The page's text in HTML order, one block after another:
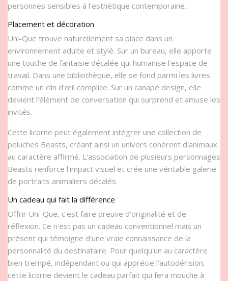
personnes sensibles à l'esthétique contemporaine.
Placement et décoration
Uni-Que trouve naturellement sa place dans un
environnement adulte et stylé. Sur un bureau, elle apporte
une touche de fantaisie décalée qui humanise l'espace de
travail. Dans une bibliothèque, elle se fond parmi les livres
comme un clin d'œil complice. Sur un canapé design, elle
devient l'élément de conversation qui surprend et amuse les
invités.
Cette licorne peut également intégrer une collection de
peluches Beasts, créant ainsi un univers cohérent d'animaux
au caractère affirmé. L'association de plusieurs personnages
Beasts renforce l'impact visuel et crée une véritable galerie
de portraits animaliers décalés.
Un cadeau qui fait la différence
Offrir Uni-Que, c'est faire preuve d'originalité et de
réflexion. Ce n'est pas un cadeau conventionnel mais un
présent qui témoigne d'une vraie connaissance de la
personnalité du destinataire. Pour quelqu'un au caractère
bien trempé, indépendant ou qui apprécie l'autodérision,
cette licorne devient le cadeau parfait qui fera mouche à